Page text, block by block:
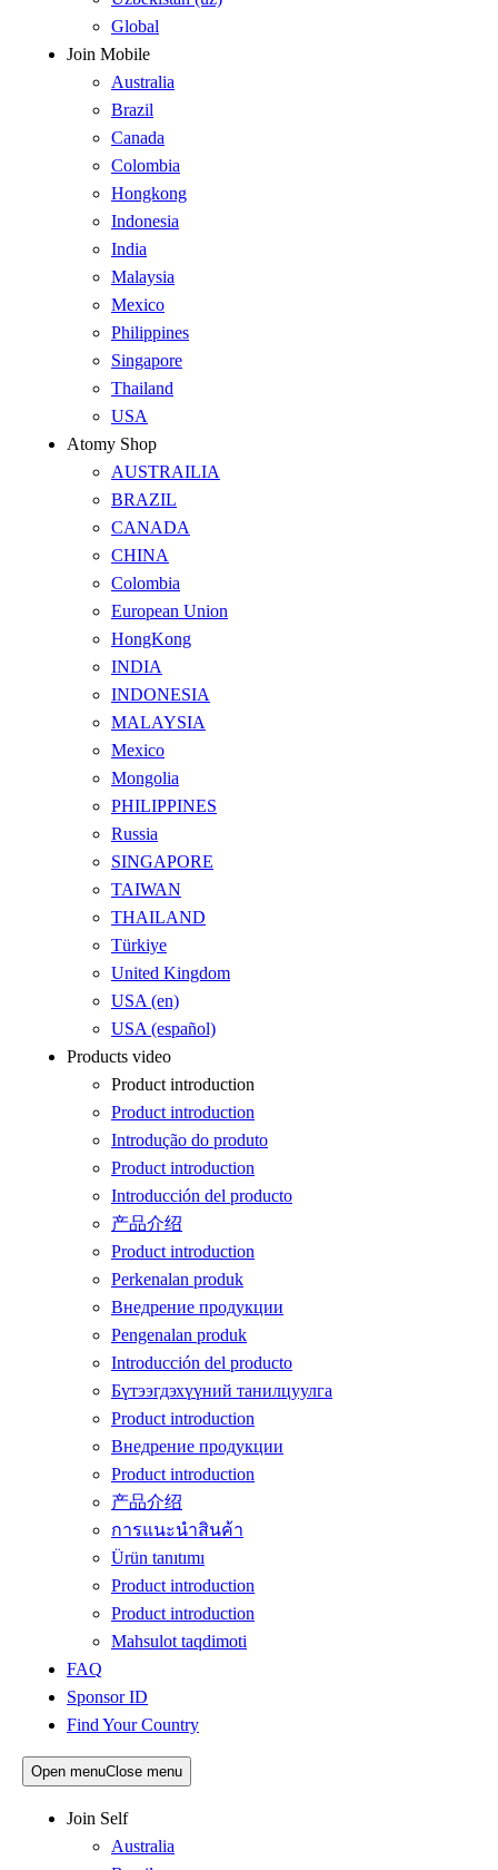
Global
Join Mobile
Australia
Brazil
Canada
Colombia
Hongkong
Indonesia
India
Malaysia
Mexico
Philippines
Singapore
Thailand
USA
Atomy Shop
AUSTRAILIA
BRAZIL
CANADA
CHINA
Colombia
European Union
HongKong
INDIA
INDONESIA
MALAYSIA
Mexico
Mongolia
PHILIPPINES
Russia
SINGAPORE
TAIWAN
THAILAND
Türkiye
United Kingdom
USA (en)
USA (español)
Products video
Product introduction
Product introduction
Introdução do produto
Product introduction
Introducción del producto
产品介绍
Product introduction
Perkenalan produk
Внедрение продукции
Pengenalan produk
Introducción del producto
Бүтээгдэхүүний танилцуулга
Product introduction
Внедрение продукции
Product introduction
产品介绍
การแนะนำสินค้า
Ürün tanıtımı
Product introduction
Product introduction
Mahsulot taqdimoti
FAQ
Sponsor ID
Find Your Country
Open menuClose menu
Join Self
Australia